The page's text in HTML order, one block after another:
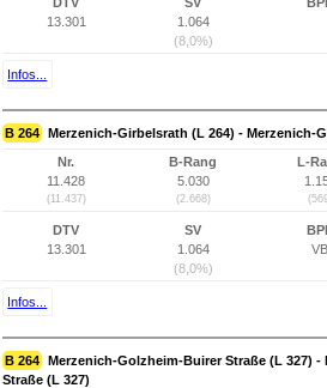
13.301
1.064
(8,0%)
Infos...
B 264 Merzenich-Girbelsrath (L 264) - Merzenich-
Nr.
11.428
(11.437)
B-Rang
5.030
(2.668)
L-
DTV
13.301
SV
1.064
(8,0%)
VB
Infos...
B 264 Merzenich-Golzheim-Buirer Straße (L 327)
Straße (L 327)